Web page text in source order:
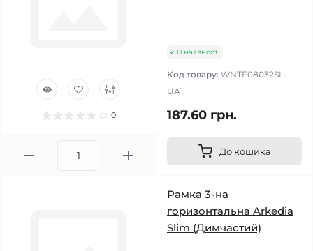
0
В наявності
Код товару: WNTF08032SL-
UA1
187.60 грн.
До кошика
Рамка 3-на
горизонтальна Arkedia
Slim (Димчастий)